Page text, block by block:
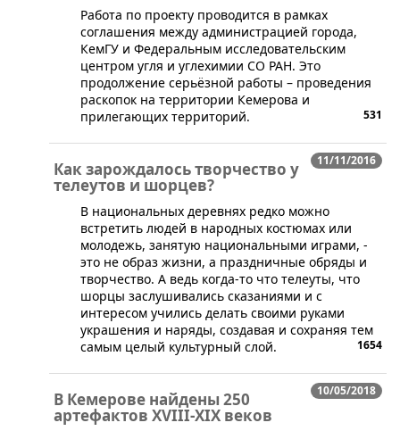
​Работа по проекту проводится в рамках
соглашения между администрацией города,
КемГУ и Федеральным исследовательским
центром угля и углехимии СО РАН. Это
продолжение серьёзной работы – проведения
раскопок на территории Кемерова и
прилегающих территорий.
531
11/11/2016
Как зарождалось творчество у
телеутов и шорцев?
​В национальных деревнях редко можно
встретить людей в народных костюмах или
молодежь, занятую национальными играми, -
это не образ жизни, а праздничные обряды и
творчество. А ведь когда-то что телеуты, что
шорцы заслушивались сказаниями и с
интересом учились делать своими руками
украшения и наряды, создавая и сохраняя тем
самым целый культурный слой.
1654
10/05/2018
В Кемерове найдены 250
артефактов XVIII-XIX веков